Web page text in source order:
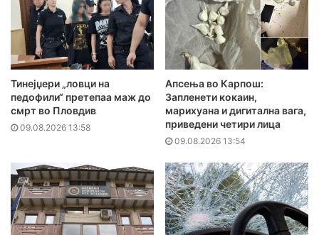
Тинејџери „ловци на
педофили“ претепаа маж до
смрт во Пловдив
09.08.2026 13:58
Апсења во Карпош:
Запленети кокаин,
марихуана и дигитална вага,
приведени четири лица
09.08.2026 13:54